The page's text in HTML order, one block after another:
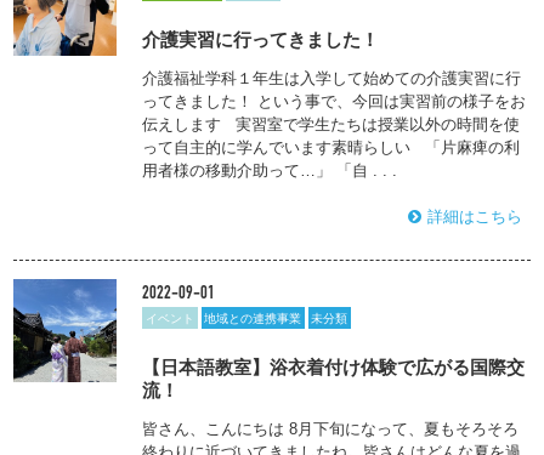
介護実習に行ってきました！
介護福祉学科１年生は入学して始めての介護実習に行
ってきました！ という事で、今回は実習前の様子をお
伝えします 実習室で学生たちは授業以外の時間を使
って自主的に学んでいます素晴らしい 「片麻痺の利
用者様の移動介助って…」 「自 . . .
詳細はこちら
2022-09-01
イベント 地域との連携事業 未分類
【日本語教室】浴衣着付け体験で広がる国際交
流！
皆さん、こんにちは 8月下旬になって、夏もそろそろ
終わりに近づいてきましたね。皆さんはどんな夏を過